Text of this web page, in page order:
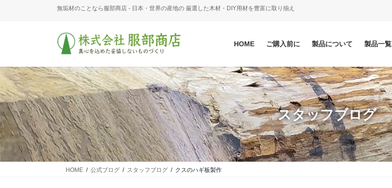
移
動
ン
に
移
動
無垢材のことなら服部商店 - 日本・世界の産地の 厳選した木材・DIY用材を豊富に取り揃え
HOME ご購入前に 製品について 製品一覧
スタッフブログ
HOME 公式ブログ スタッフブログ クスのハギ板製作